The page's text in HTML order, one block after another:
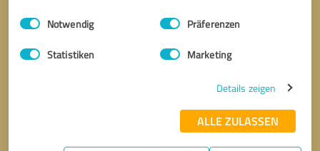
Impressum Datenschutzbestimmungen
Einwilligungsauswahl
Notwendig Präferenzen
Statistiken Marketing
Details zeigen
ALLE ZULASSEN
* Erforderliche Angaben